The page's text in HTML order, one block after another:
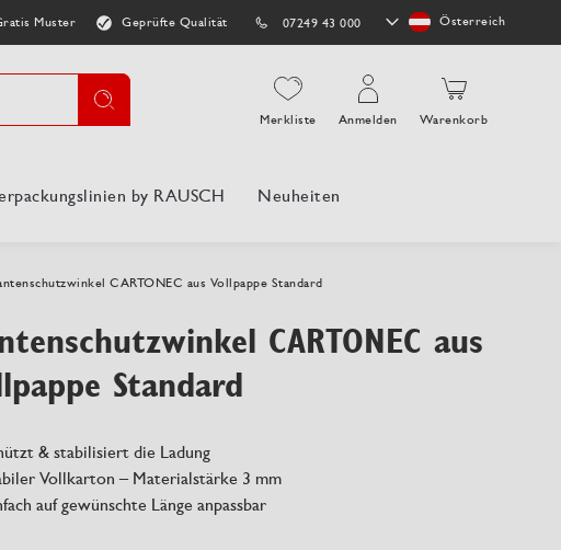
Muster Geprüfte Qualität 07249 43 000
Store
auswählen
Österreich
Suche
Merkliste Anmelden Warenkorb
by RAUSCH Neuheiten
CARTONEC aus Vollpappe Standard
CARTONEC aus
Standard
& stabilisiert die Ladung
Vollkarton – Materialstärke 3 mm
auf gewünschte Länge anpassbar